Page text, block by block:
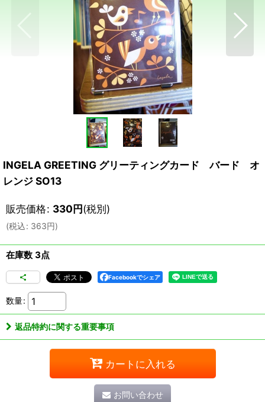
INGELA GREETING グリーティングカード バード オ
レンジ SO13
販売価格: 330円(税別)
(税込: 363円)
在庫数 3点
Facebookでシェア
数量:
返品特約に関する重要事項
カートに入れる
お問い合わせ